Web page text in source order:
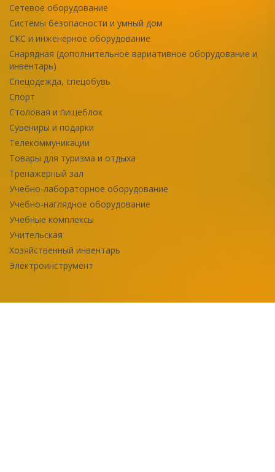
Сетевое оборудование
Системы безопасности и умный дом
СКС и инженерное оборудование
Снарядная (дополнительное вариативное оборудование и
инвентарь)
Спецодежда, спецобувь
Спорт
Столовая и пищеблок
Сувениры и подарки
Телекоммуникации
Товары для туризма и отдыха
Тренажерный зал
Учебно-лабораторное оборудование
Учебно-наглядное оборудование
Учебные комплексы
Учительская
Хозяйственный инвентарь
Электроинструмент